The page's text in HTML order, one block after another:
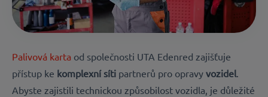
Palivová karta od společnosti UTA Edenred zajišťuje
přístup ke komplexní síti partnerů pro opravy vozidel.
Abyste zajistili technickou způsobilost vozidla, je důležité